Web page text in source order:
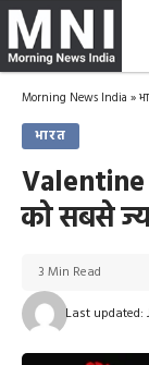
Morning News India »
भारत
को सबसे
Last updated:
3 Min Read